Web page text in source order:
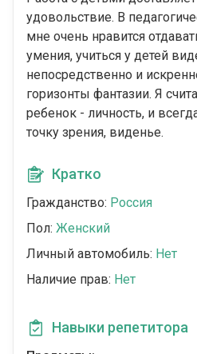
удовольствие. В
мне очень нравится
умения, учиться у детей
непосредственно и
горизонты фантазии. Я
ребенок - личность, и
точку зрения, виденье.
Кратко
Гражданство: Россия
Пол: Женский
Личный автомобиль: Нет
Наличие прав: Нет
Навыки репетитора